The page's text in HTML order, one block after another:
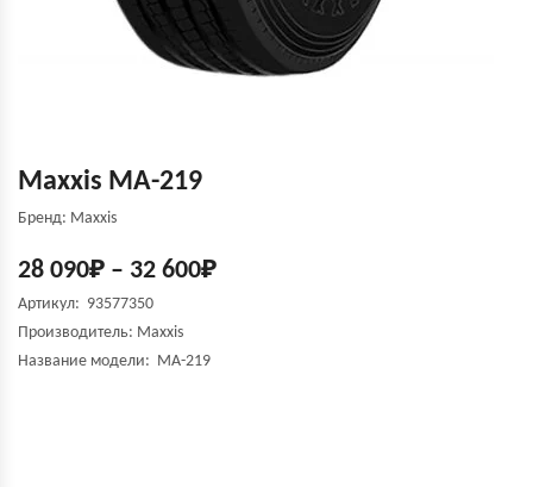
Maxxis MA-219
Бренд: Maxxis
28 090₽ – 32 600₽
Артикул: 93577350
Производитель: Maxxis
Название модели: MA-219